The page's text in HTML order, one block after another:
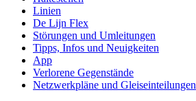
Linien
De Lijn Flex
Störungen und Umleitungen
Tipps, Infos und Neuigkeiten
App
Verlorene Gegenstände
Netzwerkpläne und Gleiseinteilungen